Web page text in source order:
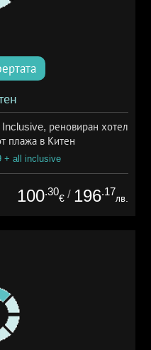
реновиран хотел
плажа в Китен
+ all inclusive
100.30
€ / 196.17
лв.